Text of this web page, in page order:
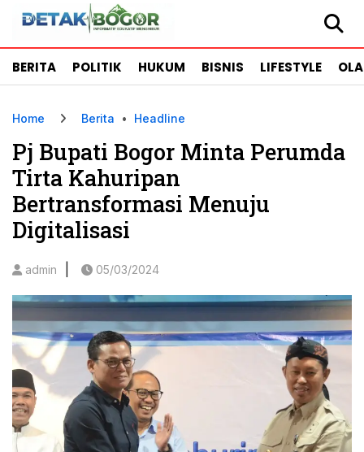
BERITA POLITIK HUKUM BISNIS LIFESTYLE
Home Berita • Headline
Pj Bupati Bogor Minta Perumda
Tirta Kahuripan
Bertransformasi Menuju
Digitalisasi
admin 05/03/2024